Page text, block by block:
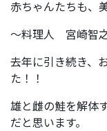
赤ちゃんたちも、
～料理人 宮崎智
去年に引き続き、
た！！
雄と雌の鮭を解体
だと思います。